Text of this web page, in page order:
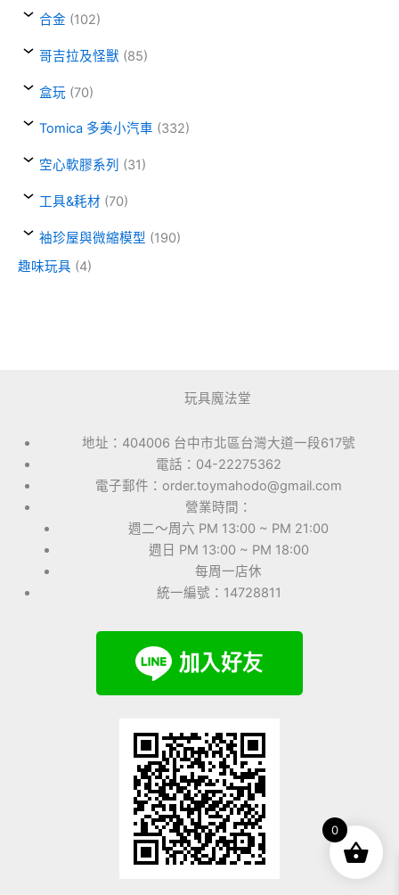
合金 (102)
哥吉拉及怪獸 (85)
盒玩 (70)
Tomica 多美小汽車 (332)
空心軟膠系列 (31)
工具&耗材 (70)
袖珍屋與微縮模型 (190)
趣味玩具 (4)
玩具魔法堂
地址：404006 台中市北區台灣大道一段617號
電話：04-22275362
電子郵件：order.toymahodo@gmail.com
營業時間：
週二～周六 PM 13:00 ~ PM 21:00
週日 PM 13:00 ~ PM 18:00
每周一店休
統一編號：14728811
0